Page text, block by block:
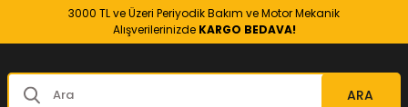
3000 TL ve Üzeri Periyodik Bakım ve Motor Mekanik
Alışverilerinizde KARGO BEDAVA!
ARA